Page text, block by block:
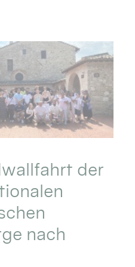
der
nach